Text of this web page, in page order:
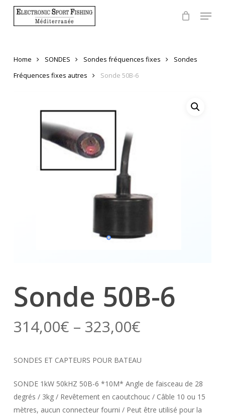
Menu
Home SONDES Sondes fréquences fixes
Sondes
Fréquences fixes autres
Sonde 50B-6
Sonde 50B-6
314,00€ – 323,00€
SONDES ET CAPTEURS POUR BATEAU
SONDE 1kW 50kHZ 50B-6 *10M* Angle de faisceau de 28
degrés / 3kg / Revêtement en caoutchouc / Câble 10 ou 15
mètres, aucun connecteur fourni / Peut être utilisé pour la